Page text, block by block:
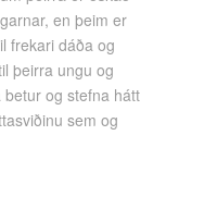
en þeim er
frekari dáða og
þeirra ungu og
og stefna hátt
sem og